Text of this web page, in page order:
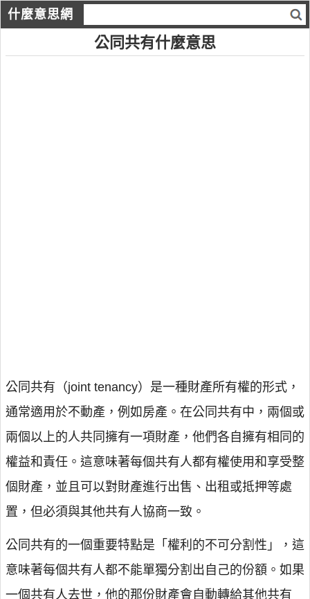
什麼意思網
公同共有什麼意思
公同共有（joint tenancy）是一種財產所有權的形式，
通常適用於不動產，例如房產。在公同共有中，兩個或
兩個以上的人共同擁有一項財產，他們各自擁有相同的
權益和責任。這意味著每個共有人都有權使用和享受整
個財產，並且可以對財產進行出售、出租或抵押等處
置，但必須與其他共有人協商一致。
公同共有的一個重要特點是「權利的不可分割性」，這
意味著每個共有人都不能單獨分割出自己的份額。如果
一個共有人去世，他的那份財產會自動轉給其他共有